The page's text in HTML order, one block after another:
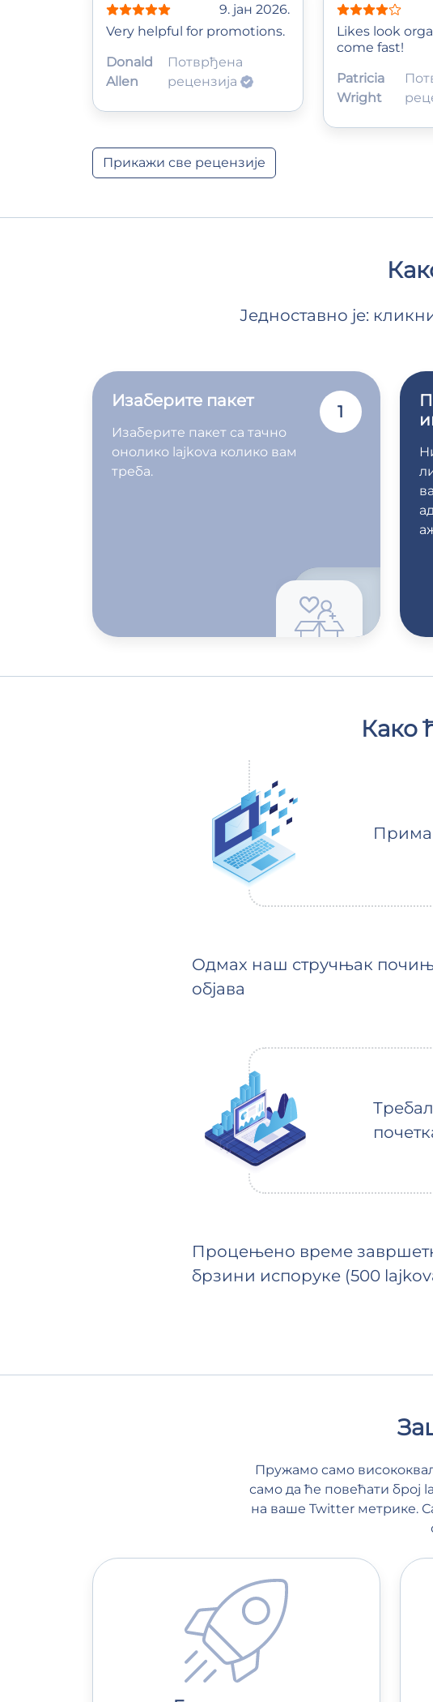
9. јан 2026.
Very helpful for promotions.
Donald
Allen
Потврђена
рецензија
Likes look
come fast!
Patricia
Wright
Прикажи све рецензије
Једноставно је:
Изаберите пакет
Изаберите пакет са тачно
онолико lajkova колико вам
треба.
1
Како
Одмах наш стручњак
објава
Процењено време
брзини испоруке (500
Пружамо само
само да ће повећати број
на ваше Twitter метрике.